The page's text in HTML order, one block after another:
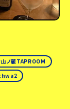
山ノ麓TAPROOM